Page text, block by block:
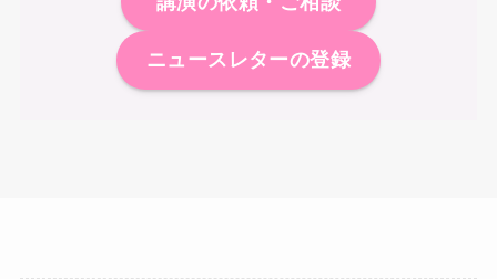
ニュースレターの登録